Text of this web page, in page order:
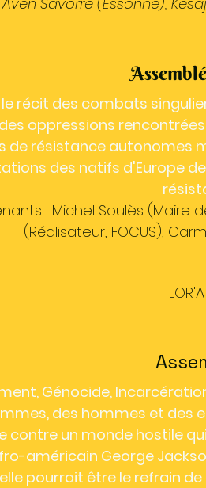
récit des combats
oppressions
de résistance autonomes
des natifs d'Europe
: Michel Soulès (Maire
(Réalisateur, FOCUS),
Génocide,
des hommes et des
contre un monde hostile
américain George
pourrait être le refrain